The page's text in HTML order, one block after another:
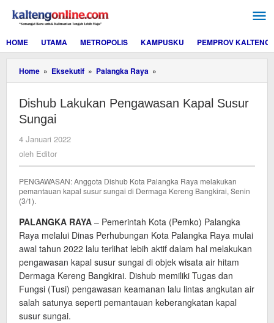
konten
HOME
UTAMA METROPOLIS KAMPUSKU PEMPROV KALTENG
Home » Eksekutif » Palangka Raya »
Lakukan
Kapal
Dishub Lakukan Pengawasan Kapal Susur
Sungai
4 Januari 2022
oleh Editor
PENGAWASAN: Anggota Dishub Kota Palangka Raya melakukan
pemantauan kapal susur sungai di Dermaga Kereng Bangkirai, Senin
(3/1).
PALANGKA RAYA – Pemerintah Kota (Pemko) Palangka
Raya melalui Dinas Perhubungan Kota Palangka Raya mulai
awal tahun 2022 lalu terlihat lebih aktif dalam hal melakukan
pengawasan kapal susur sungai di objek wisata air hitam
Dermaga Kereng Bangkirai. Dishub memiliki Tugas dan
Fungsi (Tusi) pengawasan keamanan lalu lintas angkutan air
salah satunya seperti pemantauan keberangkatan kapal
susur sungai.